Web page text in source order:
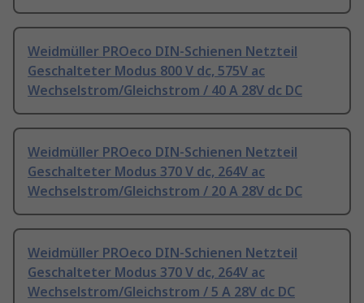
Weidmüller PROeco DIN-Schienen Netzteil
Geschalteter Modus 800 V dc, 575V ac
Wechselstrom/Gleichstrom / 40 A 28V dc DC
Weidmüller PROeco DIN-Schienen Netzteil
Geschalteter Modus 370 V dc, 264V ac
Wechselstrom/Gleichstrom / 20 A 28V dc DC
Weidmüller PROeco DIN-Schienen Netzteil
Geschalteter Modus 370 V dc, 264V ac
Wechselstrom/Gleichstrom / 5 A 28V dc DC